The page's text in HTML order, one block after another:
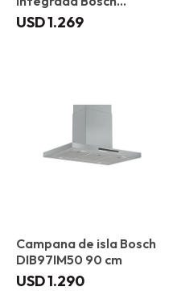
DBB97AM60 90 cm
USD1.269
Campana de isla Bosch
DIB97IM50 90 cm
USD1.290